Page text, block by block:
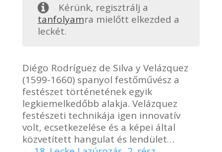
Kérünk, regisztrálj a
tanfolyamra mielőtt elkezded a
leckét.
Diégo Rodríguez de Silva y Velázquez
(1599-1660) spanyol festőművész a
festészet történetének egyik
legkiemelkedőbb alakja. Velázquez
festészeti technikája igen innovatív
volt, ecsetkezelése és a képei által
közvetített hangulat és lendület…